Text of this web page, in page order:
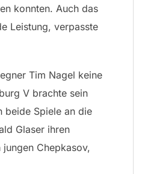
konnten. Auch das
Leistung, verpasste
Tim Nagel keine
V brachte sein
beide Spiele an die
Glaser ihren
Chepkasov,